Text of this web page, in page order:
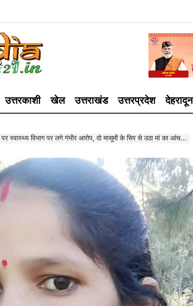
उत्तरकाशी खेल उत्तराखंड उत्तरप्रदेश देहरादून
स्वास्थ्य विभाग पर लगे गंभीर आरोप, दो मासूमों के सिर से उठा मां का आंचल…